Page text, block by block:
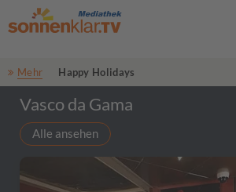
Mehr Happy Holidays
Vasco da Gama
Alle ansehen